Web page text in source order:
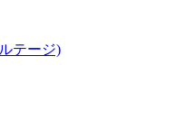
テージ)